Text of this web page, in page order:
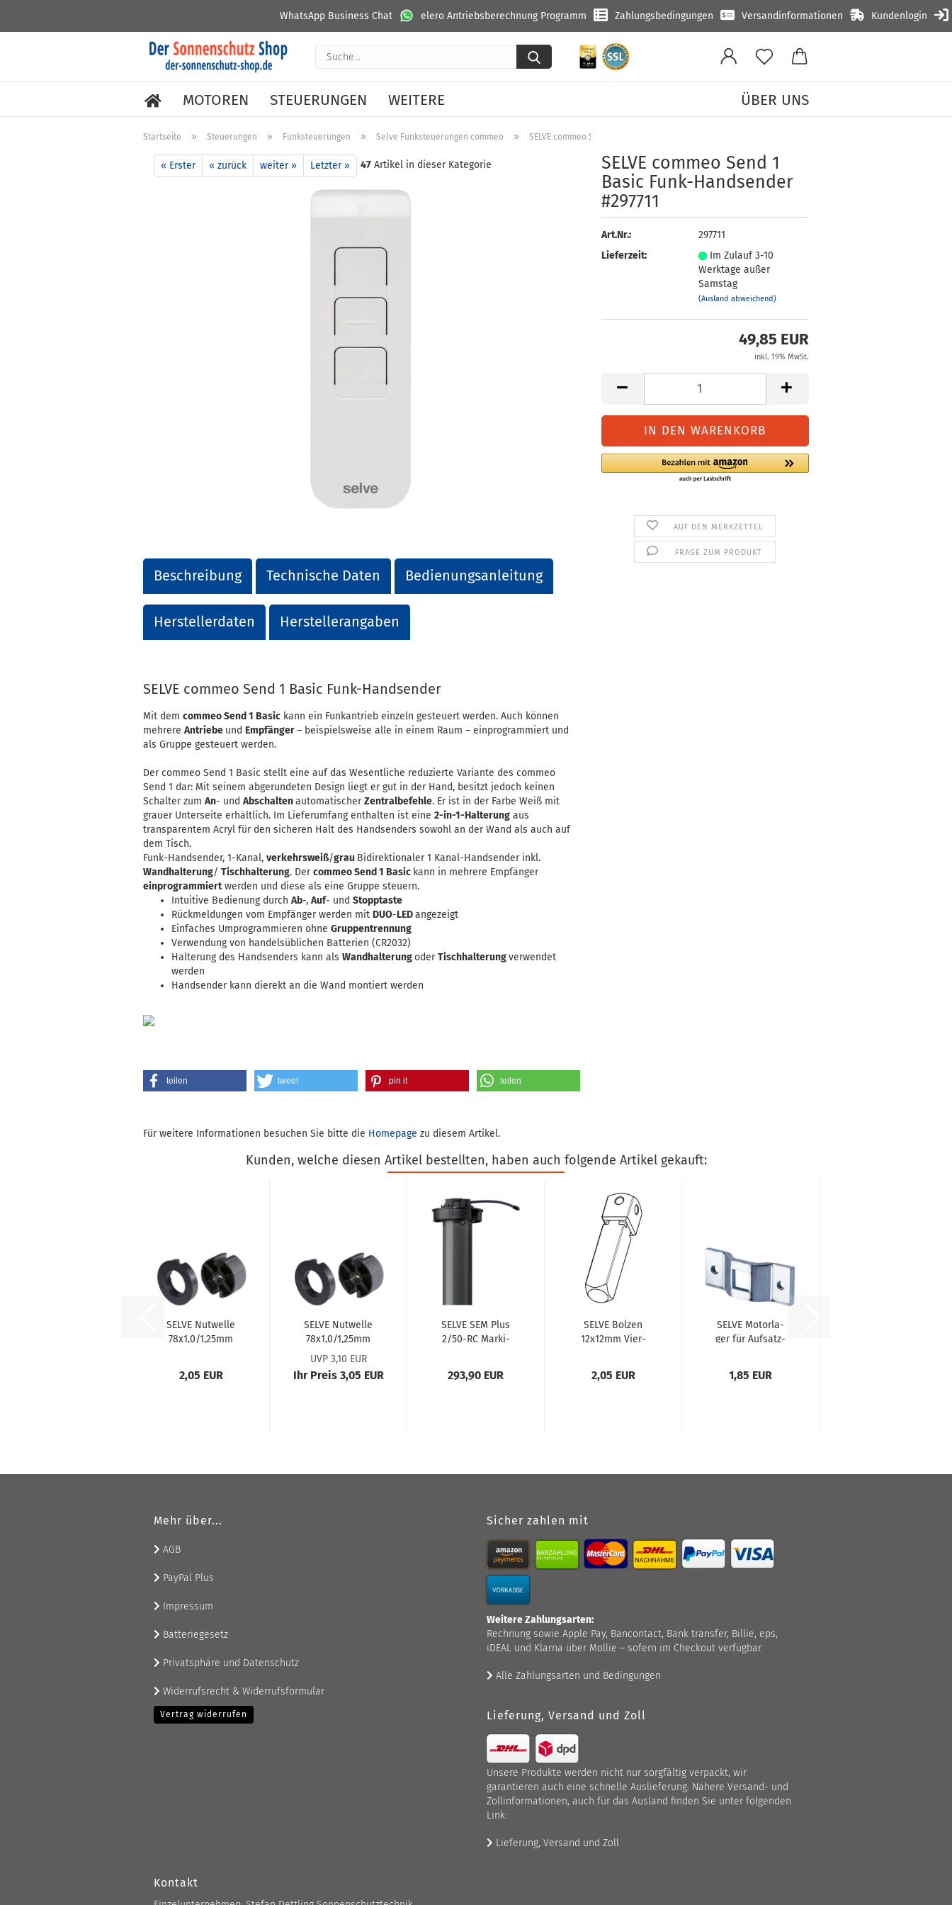
Kundenlogin
Versandinformationen
Zahlungsbedingungen
elero Antriebsberechnung Programm
WhatsApp Business Chat
Suche...
MOTOREN STEUERUNGEN ÜBER UNS
WEITERE
Startseite » Steuerungen » Funksteuerungen » Selve Funksteuerungen commeo » SELVE commeo Send 1 Basic Funk-Handsender #297711
« Erster « zurück weiter » Letzter » 47 Artikel in dieser Kategorie
SELVE com­meo Send 1
Basic Funk-​Handsender
#297711
Art.Nr.:
297711
Lieferzeit:
Im Zulauf 3-10
Werktage außer
Samstag
(Ausland abweichend)
49,85 EUR
inkl. 19% MwSt.
AUF DEN MERKZETTEL
FRAGE ZUM PRODUKT
Beschreibung Technische Daten Bedienungsanleitung
Herstellerdaten Herstellerangaben
SELVE commeo Send 1 Basic Funk-Handsender
Mit dem commeo Send 1 Basic kann ein Funkantrieb einzeln gesteuert werden. Auch können
mehrere Antriebe und Empfänger– beispielsweise alle in einem Raum – einprogrammiert und
als Gruppe gesteuert werden.
Der commeo Send 1 Basic stellt eine auf das Wesentliche reduzierte Variante des commeo
Send 1 dar: Mit seinem abgerundeten Design liegt er gut in der Hand, besitzt jedoch keinen
Schalter zum An- und AbschaltenautomatischerZentralbefehle. Er ist in der Farbe Weiß mit
grauer Unterseite erhältlich. Im Lieferumfang enthalten ist eine 2-in-1-Halterung aus
transparentem Acryl für den sicheren Halt des Handsenders sowohl an der Wand als auch auf
dem Tisch.
Funk-Handsender, 1-Kanal, verkehrsweiß/grau Bidirektionaler 1 Kanal-Handsender inkl.
Wandhalterung/ Tischhalterung. Dercommeo Send 1 Basic kann in mehrere Empfänger
einprogrammiertwerden und diese als eine Gruppe steuern.
Intuitive Bedienung durch Ab-, Auf- und Stopptaste
Rückmeldungen vom Empfänger werden mit DUO-LEDangezeigt
Einfaches Umprogrammieren ohne Gruppentrennung
Verwendung von handelsüblichen Batterien (CR2032)
Halterung des Handsenders kann als WandhalterungoderTischhalterungverwendet
werden
Handsender kann dierekt an die Wand montiert werden
teilen tweet pin it teilen
Für weitere Informationen besuchen Sie bitte die Homepage zu diesem Artikel.
Kunden, welche diesen Artikel bestellten, haben auch folgende Artikel gekauft:
SELVE Nut­wel­le
78x1,0/1,25mm
2,05 EUR
SELVE Nut­wel­le
78x1,0/1,25mm
Kupplungs-​​Ad­
ap­ter #288121
UVP 3,10 EUR
Ihr Preis 3,05 EUR
SELVE SEM Plus
2/50-RC Mar­ki­
293,90 EUR
SELVE Bol­zen
12x12mm Vier­
2,05 EUR
SELVE Mo­tor­la­
ger für Auf­satz­
vier­kant 12mm,
1,85 EUR
Mehr über...
AGB
PayPal Plus
Impressum
Batteriegesetz
Privatsphäre und Datenschutz
Widerrufsrecht & Widerrufsformular
Vertrag widerrufen
Sicher zahlen mit
Weitere Zahlungsarten:
Rechnung sowie Apple Pay, Bancontact, Bank transfer, Billie, eps,
iDEAL und Klarna über Mollie – sofern im Checkout verfügbar.
Alle Zahlungsarten und Bedingungen
Lieferung, Versand und Zoll
Unsere Produkte werden nicht nur sorgfältig verpackt, wir
garantieren auch eine schnelle Auslieferung. Nähere Versand- und
Zollinformationen, auch für das Ausland finden Sie unter folgenden
Link:
Lieferung, Versand und Zoll
Kontakt